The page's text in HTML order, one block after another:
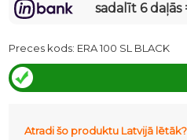
sadalīt 6 daļās
Preces kods: ERA 100 SL BLACK
Atradi šo produktu Latvijā